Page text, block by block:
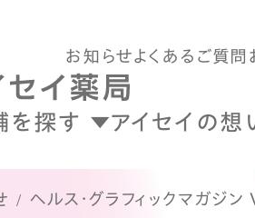
お知らせよくあるご質問
を探す アイセイの想
ヘルス・グラフィックマガジ